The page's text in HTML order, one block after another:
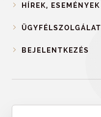
HÍREK, ESEMÉNYEK
ÜGYFÉLSZOLGÁLAT
BEJELENTKEZÉS